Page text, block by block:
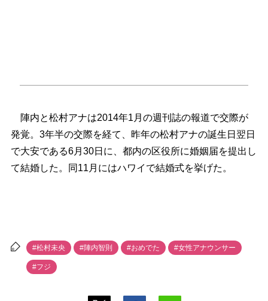
陣内と松村アナは2014年1月の週刊誌の報道で交際が
発覚。3年半の交際を経て、昨年の松村アナの誕生日翌日
で大安である6月30日に、都内の区役所に婚姻届を提出し
て結婚した。同11月にはハワイで結婚式を挙げた。
#松村未央 #陣内智則 #おめでた #女性アナウンサー
#フジ